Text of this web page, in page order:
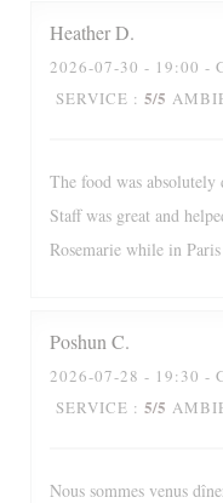
HeatherD
2026-07-30 - 19:00 -
SERVICE : 5/5
The food was absolutely
Staff was great and
Rosemarie while in
Poshun C
2026-07-28 - 19:30 -
SERVICE : 5/5
Nous sommes venus